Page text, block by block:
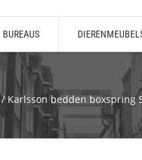
BUREAUS
/ Karlsson bedden boxspring